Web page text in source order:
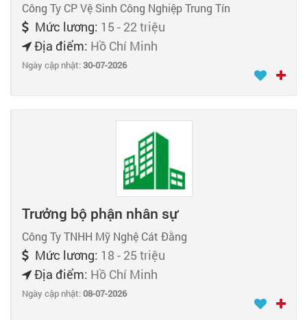
Công Ty CP Vệ Sinh Công Nghiệp Trung Tín
Mức lương: 15 - 22 triệu
Địa điểm: Hồ Chí Minh
Ngày cập nhật:30-07-2026
Trưởng bộ phận nhân sự
Công Ty TNHH Mỹ Nghệ Cát Đằng
Mức lương: 18 - 25 triệu
Địa điểm: Hồ Chí Minh
Ngày cập nhật:08-07-2026